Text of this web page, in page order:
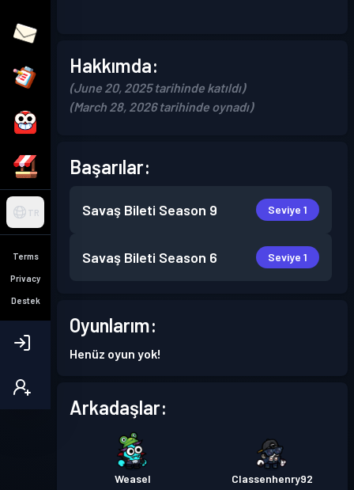
TR
Terms
Privacy
Destek
Hakkımda:
(June 20, 2025 tarihinde katıldı)
(March 28, 2026 tarihinde oynadı)
Başarılar:
Savaş Bileti Season 9 Seviye 1
Savaş Bileti Season 6 Seviye 1
Oyunlarım:
Henüz oyun yok!
Arkadaşlar:
Weasel Classenhenry92